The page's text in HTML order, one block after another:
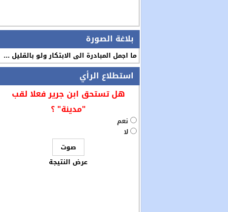
بلاغة الصورة
ما اجمل المبادرة الى الابتكار ولو بالقليل …
استطلاع الرأي
هل تستحق ابن جرير فعلا لقب
"مدينة" ؟
نعم
لا
عرض النتيجة